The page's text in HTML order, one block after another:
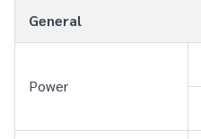
General
Power